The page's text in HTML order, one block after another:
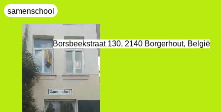
samenschool
Borsbeekstraat 130, 2140 Borgerhout, België